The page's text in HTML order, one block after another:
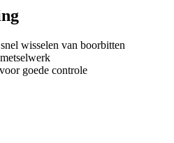
wisselen van boorbitten
goede controle